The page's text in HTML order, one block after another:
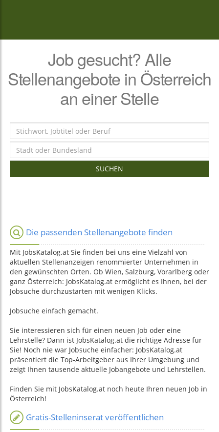
Job gesucht? Alle
Stellenangebote in Österreich
an einer Stelle
SUCHEN
Die passenden Stellenangebote finden
Mit JobsKatalog.at Sie finden bei uns eine Vielzahl von
aktuellen Stellenanzeigen renommierter Unternehmen in
den gewünschten Orten. Ob Wien, Salzburg, Vorarlberg oder
ganz Österreich: JobsKatalog.at ermöglicht es Ihnen, bei der
Jobsuche durchzustarten mit wenigen Klicks.
Jobsuche einfach gemacht.
Sie interessieren sich für einen neuen Job oder eine
Lehrstelle? Dann ist JobsKatalog.at die richtige Adresse für
Sie! Noch nie war Jobsuche einfacher: JobsKatalog.at
präsentiert die Top-Arbeitgeber aus Ihrer Umgebung und
zeigt Ihnen tausende aktuelle Jobangebote und Lehrstellen.
Finden Sie mit JobsKatalog.at noch heute Ihren neuen Job in
Österreich!
Gratis-Stelleninserat veröffentlichen